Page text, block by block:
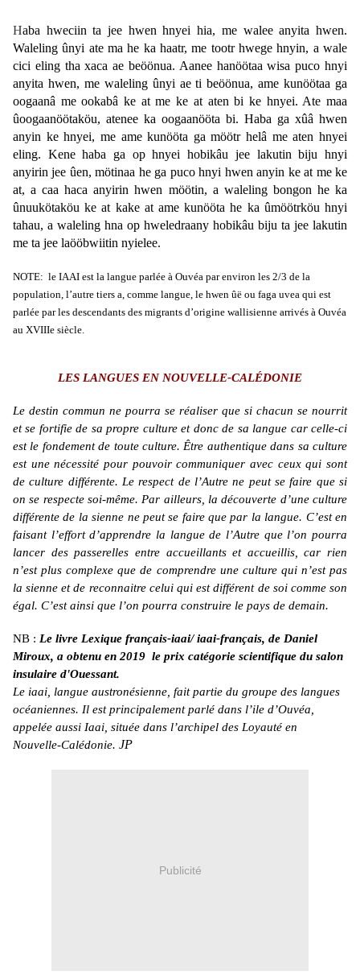
Haba hweciin ta jee hwen hnyei hia, me walee anyita hwen.
Waleling ûnyi ate ma he ka haatr, me tootr hwege hnyin, a wale
cici eling tha xaca ae beöönua. Aanee hanöötaa wisa puco hnyi
anyita hwen, me waleling ûnyi ae ti beöönua, ame kunöötaa ga
oogaanâ me ookabâ ke at me ke at aten bi ke hnyei. Ate maa
ûoogaanöötaköu, atenee ka oogaanööta bi. Haba ga xûâ hwen
anyin ke hnyei, me ame kunööta ga möötr helâ me aten hnyei
eling. Kene haba ga op hnyei hobikâu jee lakutin biju hnyi
anyirin jee ûen, mötinaa he ga puco hnyi hwen anyin ke at me ke
at, a caa haca anyirin hwen möötin, a waleling bongon he ka
ûnuukötaköu ke at kake at ame kunööta he ka ûmöötrköu hnyi
tahau, a waleling hna op hweledraany hobikâu biju ta jee lakutin
me ta jee laööbwiitin nyielee.
NOTE: le IAAI est la langue parlée à Ouvéa par environ les 2/3 de la
population, l’autre tiers a, comme langue, le hwen ûë ou faga uvea qui est
parlée par les descendants des migrants d’origine wallisienne arrivés à Ouvéa
au XVIIIe siècle.
LES LANGUES EN NOUVELLE-CALÉDONIE
Le destin commun ne pourra se réaliser que si chacun se nourrit
et se fortifie de sa propre culture et donc de sa langue car celle-ci
est le fondement de toute culture. Être authentique dans sa culture
est une nécessité pour pouvoir communiquer avec ceux qui sont
de culture différente. Le respect de l’Autre ne peut se faire que si
on se respecte soi-même. Par ailleurs, la découverte d’une culture
différente de la sienne ne peut se faire que par la langue. C’est en
faisant l’effort d’apprendre la langue de l’Autre que l’on pourra
lancer des passerelles entre accueillants et accueillis, car rien
n’est plus complexe que de comprendre une culture qui n’est pas
la sienne et de reconnaitre celui qui est différent de soi comme son
égal. C’est ainsi que l’on pourra construire le pays de demain.
NB : Le livre Lexique français-iaai/ iaai-français, de Daniel
Miroux, a obtenu en 2019 le prix catégorie scientifique du salon
insulaire d'Ouessant.
Le iaai, langue austronésienne, fait partie du groupe des langues
océaniennes. Il est principalement parlé dans l’ile d’Ouvéa,
appelée aussi Iaai, située dans l’archipel des Loyauté en
Nouvelle-Calédonie. JP
Publicité